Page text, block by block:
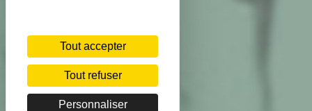
Tout accepter
Tout refuser
Personnaliser